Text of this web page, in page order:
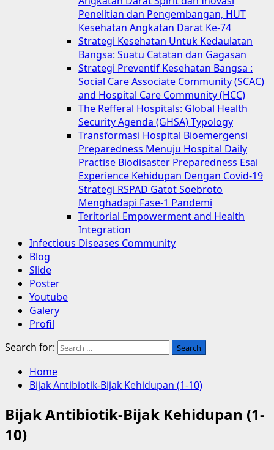
Penelitian dan Pengembangan, HUT
Kesehatan Angkatan Darat Ke-74
Strategi Kesehatan Untuk Kedaulatan
Bangsa: Suatu Catatan dan Gagasan
Strategi Preventif Kesehatan Bangsa :
Social Care Associate Community (SCAC)
and Hospital Care Community (HCC)
The Refferal Hospitals: Global Health
Security Agenda (GHSA) Typology
Transformasi Hospital Bioemergensi
Preparedness Menuju Hospital Daily
Practise Biodisaster Preparedness Esai
Experience Kehidupan Dengan Covid-19
Strategi RSPAD Gatot Soebroto
Menghadapi Fase-1 Pandemi
Teritorial Empowerment and Health
Integration
Infectious Diseases Community
Blog
Slide
Poster
Youtube
Galery
Profil
Search for:
Home
Bijak Antibiotik-Bijak Kehidupan (1-10)
Bijak Antibiotik-Bijak Kehidupan (1-
10)